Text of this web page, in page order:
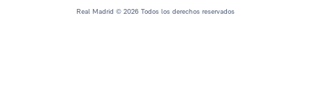
Real Madrid © 2026 Todos los derechos reservados